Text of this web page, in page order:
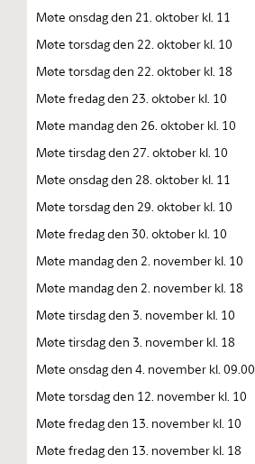
Møte onsdag den 21. oktober kl. 11
Møte torsdag den 22. oktober kl. 10
Møte torsdag den 22. oktober kl. 18
Møte fredag den 23. oktober kl. 10
Møte mandag den 26. oktober kl. 10
Møte tirsdag den 27. oktober kl. 10
Møte onsdag den 28. oktober kl. 11
Møte torsdag den 29. oktober kl. 10
Møte fredag den 30. oktober kl. 10
Møte mandag den 2. november kl. 10
Møte mandag den 2. november kl. 18
Møte tirsdag den 3. november kl. 10
Møte tirsdag den 3. november kl. 18
Møte onsdag den 4. november kl. 09.00
Møte torsdag den 12. november kl. 10
Møte fredag den 13. november kl. 10
Møte fredag den 13. november kl. 18